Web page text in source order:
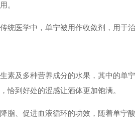
。
统医学中，单宁被用作收敛剂，用于
及多种营养成分的水果，其中的单
恰到好处的涩感让酒体更加饱满。
、促进血液循环的功效，随着单宁